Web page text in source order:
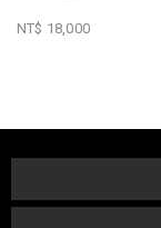
NT$ 18,000